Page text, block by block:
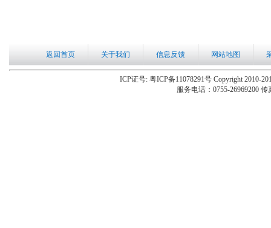
返回首页 关于我们 信息反馈 网站地图
ICP证号: 粤ICP备11078291号 Copyright 2010-
服务电话：0755-26969200 传